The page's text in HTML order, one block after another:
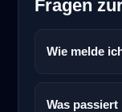
Fragen
Wie melde
Was